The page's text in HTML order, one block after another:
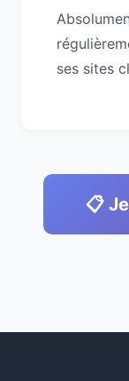
ses sites
📋